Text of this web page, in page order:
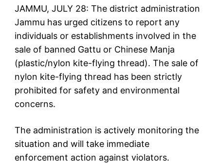
JAMMU, JULY 28: The district administration
Jammu has urged citizens to report any
individuals or establishments involved in the
sale of banned Gattu or Chinese Manja
(plastic/nylon kite-flying thread). The sale of
nylon kite-flying thread has been strictly
prohibited for safety and environmental
concerns.
The administration is actively monitoring the
situation and will take immediate
enforcement action against violators.